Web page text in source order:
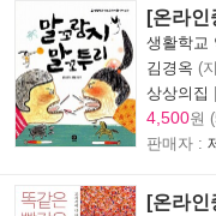
[온라인
생활학교
김경옥 (
상상의집 |
4,500원
판매자 :
[온라